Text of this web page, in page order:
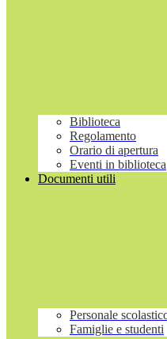
Biblioteca
Regolamento
Orario di apertura
Eventi in biblioteca
Documenti utili
Personale
Famiglie e studenti